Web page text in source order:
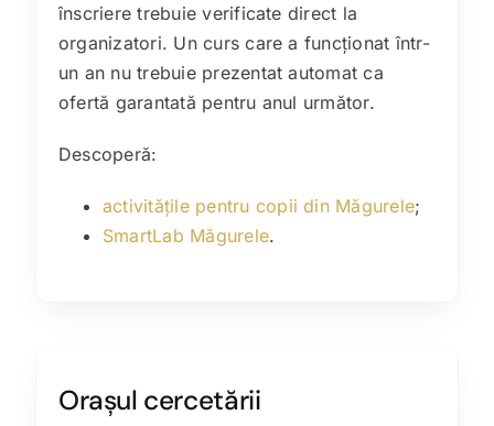
înscriere trebuie verificate direct la
organizatori. Un curs care a funcționat într-
un an nu trebuie prezentat automat ca
ofertă garantată pentru anul următor.
Descoperă:
activitățile pentru copii din Măgurele;
SmartLab Măgurele.
Orașul cercetării